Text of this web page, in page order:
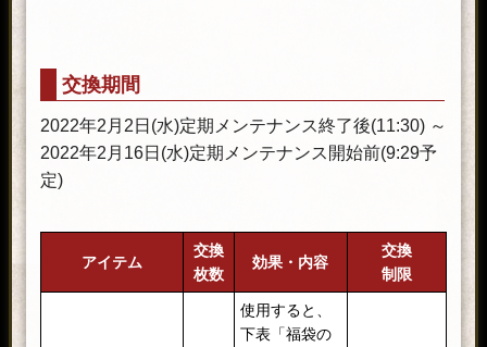
交換期間
2022年2月2日(水)定期メンテナンス終了後(11:30) ～
2022年2月16日(水)定期メンテナンス開始前(9:29予
定)
アイテム
交換
枚数
効果・内容
交換
制限
使用すると、
下表「福袋の